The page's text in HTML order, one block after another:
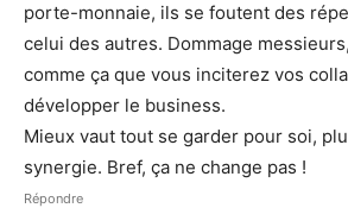
porte-monnaie, ils se foutent des
celui des autres. Dommage
comme ça que vous inciterez vos
développer le business.
Mieux vaut tout se garder pour soi,
synergie. Bref, ça ne change pas !
Répondre